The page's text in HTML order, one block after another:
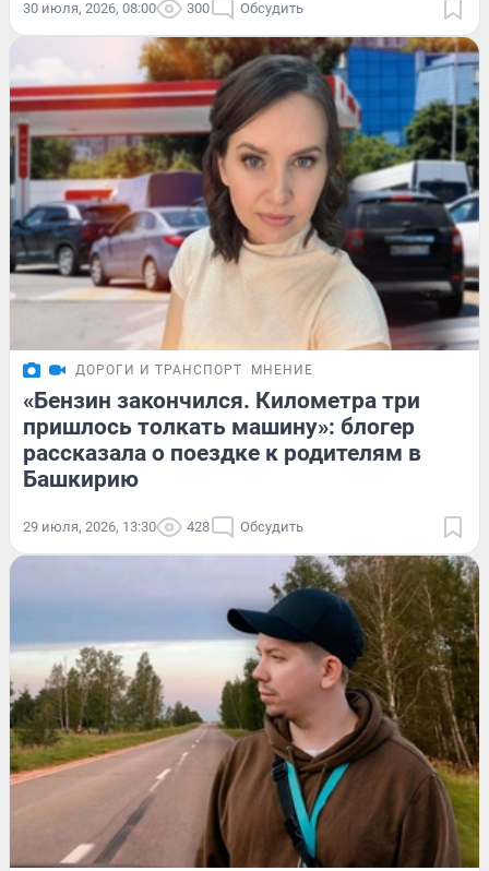
30 июля, 2026, 08:00 300 Обсудить
ДОРОГИ И ТРАНСПОРТ МНЕНИЕ
«Бензин закончился. Километра три
пришлось толкать машину»: блогер
рассказала о поездке к родителям в
Башкирию
29 июля, 2026, 13:30 428 Обсудить